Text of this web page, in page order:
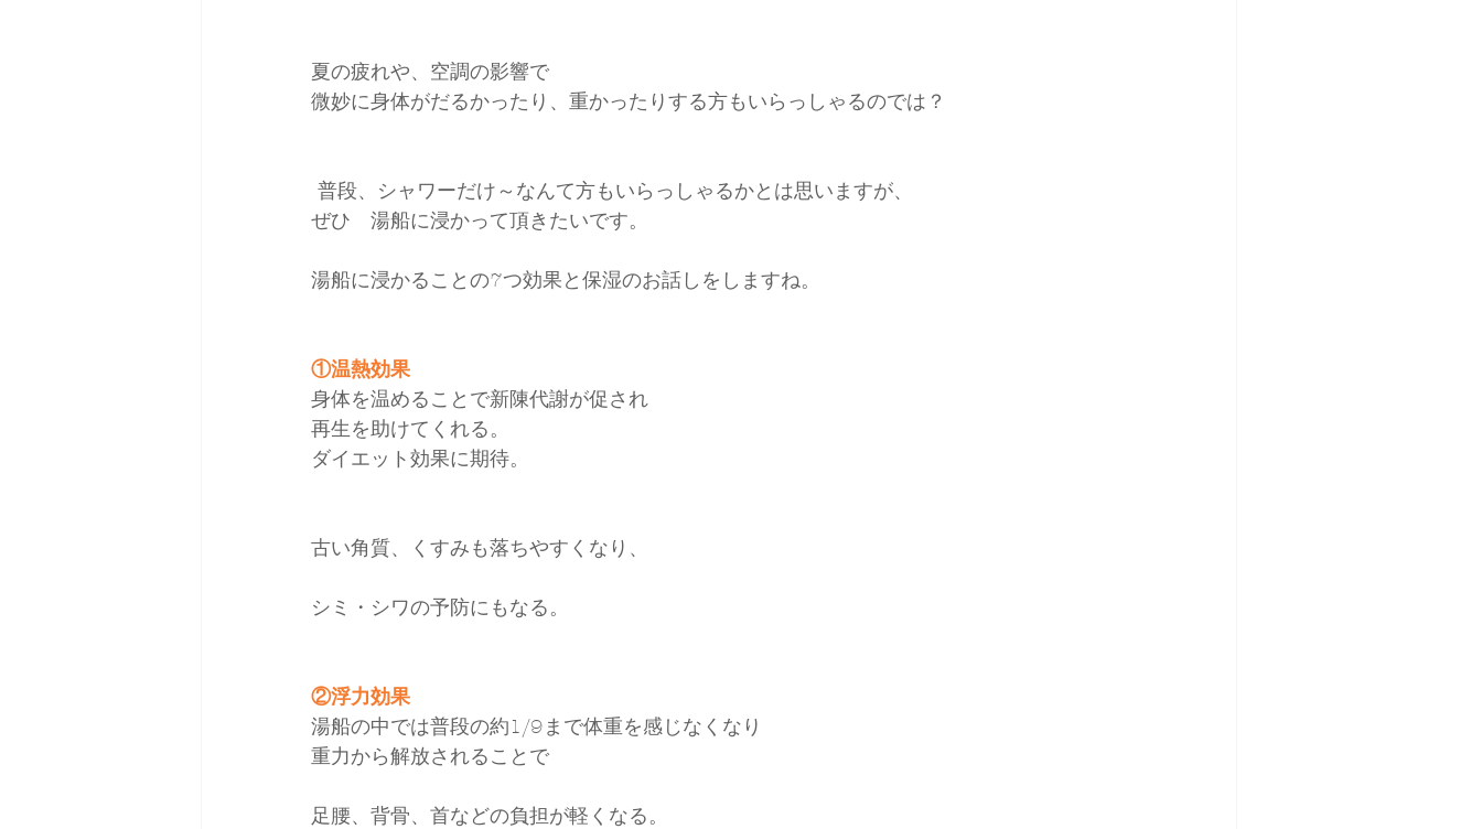
夏の疲れや、空調の影響で
微妙に身体がだるかったり、重かったりする方もいらっしゃるのでは？
普段、シャワーだけ～なんて方もいらっしゃるかとは思いますが、
ぜひ　湯船に浸かって頂きたいです。
湯船に浸かることの7つ効果と保湿のお話しをしますね。
①温熱効果
身体を温めることで新陳代謝が促され
再生を助けてくれる。
ダイエット効果に期待。
古い角質、くすみも落ちやすくなり、
シミ・シワの予防にもなる。
②浮力効果
湯船の中では普段の約1/9まで体重を感じなくなり
重力から解放されることで
足腰、背骨、首などの負担が軽くなる。